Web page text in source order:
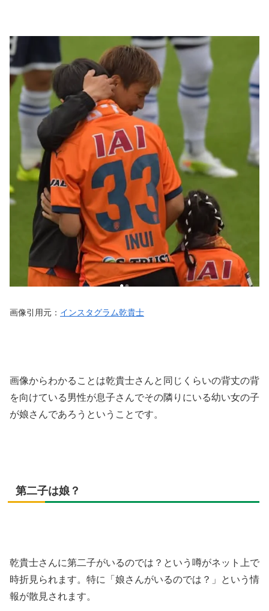
画像引用元： インスタグラム乾貴士
画像からわかることは乾貴士さんと同じくらいの背丈の背
を向けている男性が息子さんでその隣りにいる幼い女の子
が娘さんであろうということです。
第二子は娘？
乾貴士さんに第二子がいるのでは？という噂がネット上で
時折見られます。特に「娘さんがいるのでは？」という情
報が散見されます。